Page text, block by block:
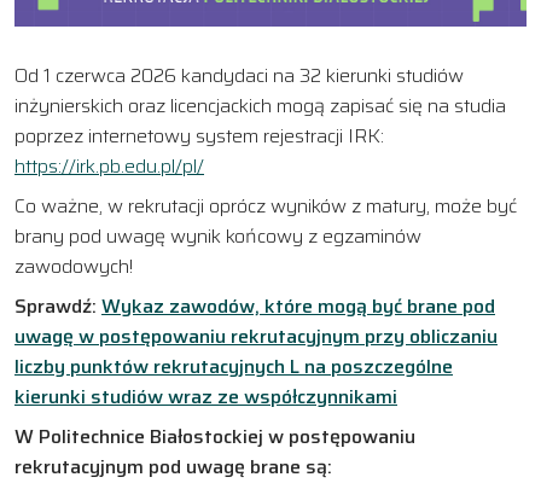
Od 1 czerwca 2026 kandydaci na 32 kierunki studiów
inżynierskich oraz licencjackich mogą zapisać się na studia
poprzez internetowy system rejestracji IRK:
https://irk.pb.edu.pl/pl/
Co ważne, w rekrutacji oprócz wyników z matury, może być
brany pod uwagę wynik końcowy z egzaminów
zawodowych!
Sprawdź: Wykaz zawodów, które mogą być brane pod
uwagę w postępowaniu rekrutacyjnym przy obliczaniu
liczby punktów rekrutacyjnych L na poszczególne
kierunki studiów wraz ze współczynnikami
W Politechnice Białostockiej w postępowaniu
rekrutacyjnym pod uwagę brane są: